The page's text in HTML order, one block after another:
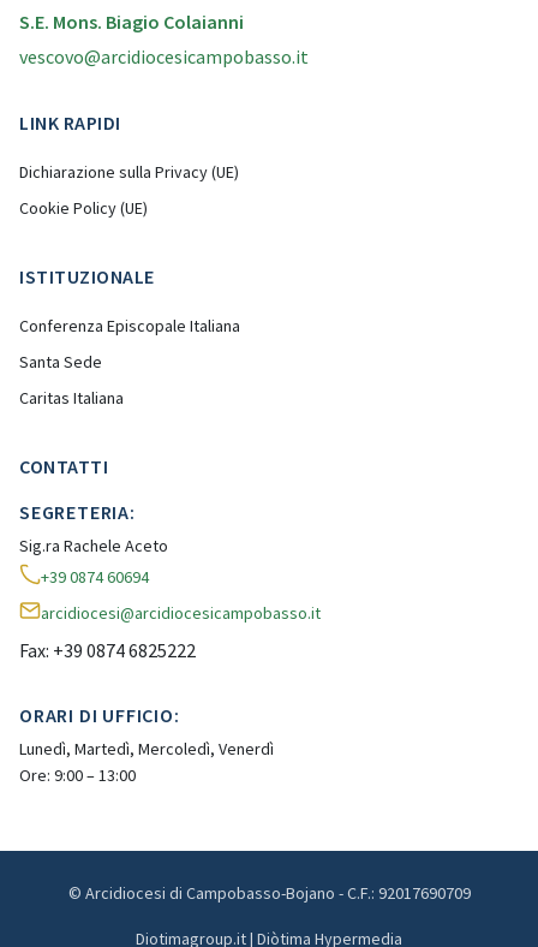
S.E. Mons. Biagio Colaianni
vescovo@arcidiocesicampobasso.it
LINK RAPIDI
Dichiarazione sulla Privacy (UE)
Cookie Policy (UE)
ISTITUZIONALE
Conferenza Episcopale Italiana
Santa Sede
Caritas Italiana
CONTATTI
SEGRETERIA:
Sig.ra Rachele Aceto
+39 0874 60694
arcidiocesi@arcidiocesicampobasso.it
Fax: +39 0874 6825222
ORARI DI UFFICIO:
Lunedì, Martedì, Mercoledì, Venerdì
Ore: 9:00 – 13:00
© Arcidiocesi di Campobasso-Bojano - C.F.: 92017690709
Diotimagroup.it | Diòtima Hypermedia